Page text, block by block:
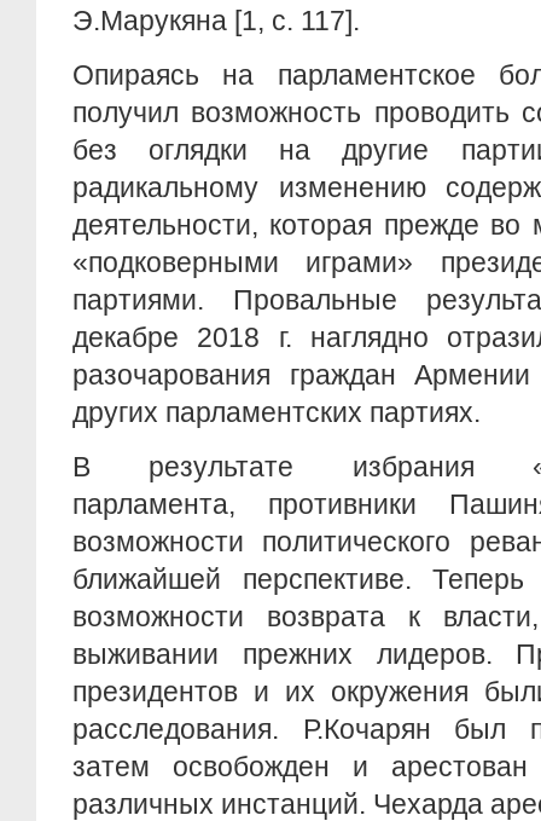
Э.Марукяна [1, с. 117].
Опираясь на парламентское
получил возможность проводить
без оглядки на другие
радикальному изменению
деятельности, которая прежде во
«подковерными играми»
партиями. Провальные
декабре 2018 г. наглядно
разочарования граждан
других парламентских партиях.
В результате избрания
парламента, противники
возможности политического
ближайшей перспективе.
возможности возврата к
выживании прежних лидеров.
президентов и их окружения
расследования. Р.Кочарян был
затем освобожден и
различных инстанций. Чехарда